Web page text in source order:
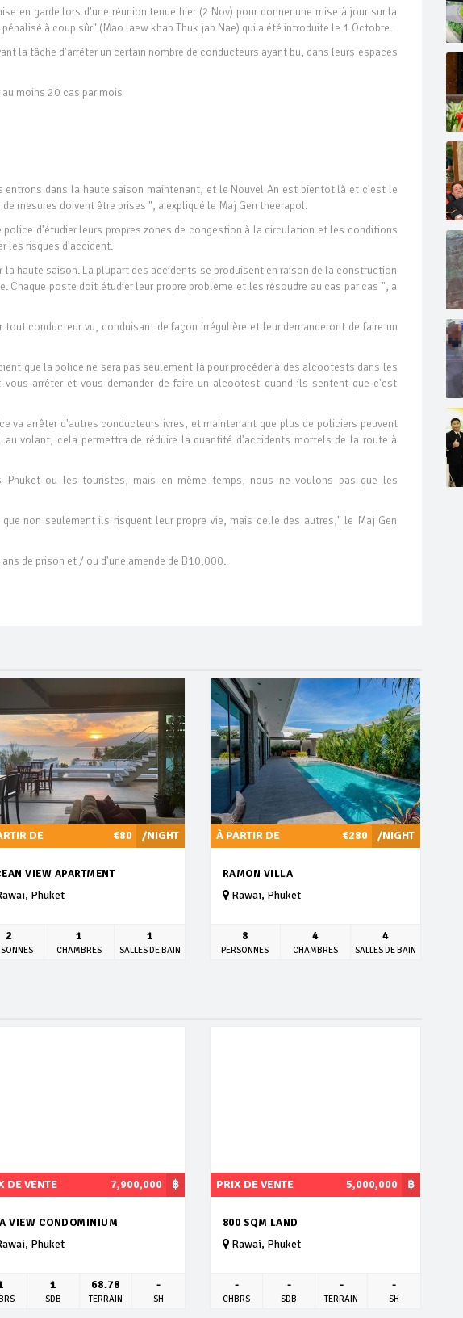
en garde lors d'une réunion tenue hier (2 Nov) pour donner une mise à jour sur la
à coup sûr" (Mao laew khab Thuk jab Nae) qui a été introduite le 1 Octobre.
la tâche d'arrêter un certain nombre de conducteurs ayant bu, dans leurs espaces
moins 20 cas par mois
dans la haute saison maintenant, et le Nouvel An est bientot là et c'est le
mesures doivent être prises ", a expliqué le Maj Gen theerapol.
police d'étudier leurs propres zones de congestion à la circulation et les conditions
les risques d'accident.
haute saison. La plupart des accidents se produisent en raison de la construction
Chaque poste doit étudier leur propre problème et les résoudre au cas par cas ", a
conducteur vu, conduisant de façon irrégulière et leur demanderont de faire un
que la police ne sera pas seulement là pour procéder à des alcootests dans les
arrêter et vous demander de faire un alcootest quand ils sentent que c'est
va arrêter d'autres conducteurs ivres, et maintenant que plus de policiers peuvent
volant, cela permettra de réduire la quantité d'accidents mortels de la route à
Phuket ou les touristes, mais en même temps, nous ne voulons pas que les
non seulement ils risquent leur propre vie, mais celle des autres," le Maj Gen
de prison et / ou d'une amende de B10,000.
/NIGHT
DE €80
VIEW APARTMENT
Phuket
2 1
CHAMBRES
1
SALLES DE BAIN
/NIGHT
À PARTIR DE €280
RAMON VILLA
Rawai, Phuket
8
PERSONNES
4
CHAMBRES
4
SALLES DE BAIN
฿
DE VENTE 7,900,000
VIEW CONDOMINIUM
Phuket
1
SDB
68.78
TERRAIN
-
SH
฿
PRIX DE VENTE 5,000,000
800 SQM LAND
Rawai, Phuket
-
CHBRS
-
SDB
-
TERRAIN
-
SH